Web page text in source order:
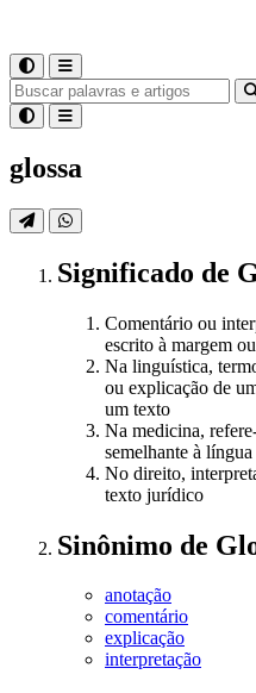
glossa
Significado de
Comentário ou
escrito à margem
Na linguística,
ou explicação de
um texto
Na medicina,
semelhante à língua
No direito,
texto jurídico
Sinônimo de
anotação
comentário
explicação
interpretação